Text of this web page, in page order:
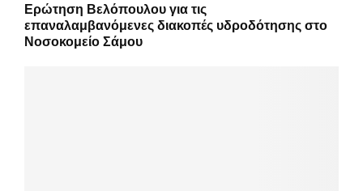
Ερώτηση Βελόπουλου για τις
επαναλαμβανόμενες διακοπές υδροδότησης στο
Νοσοκομείο Σάμου